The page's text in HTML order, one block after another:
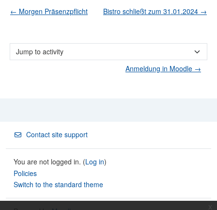
← Morgen Präsenzpflicht Bistro schließt zum 31.01.2024 →
Jump to activity
Anmeldung in Moodle →
Contact site support
You are not logged in. (Log in)
Policies
Switch to the standard theme